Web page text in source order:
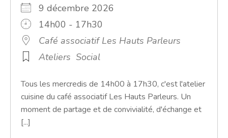
9 décembre 2026
14h00 - 17h30
Café associatif Les Hauts Parleurs
Ateliers Social
Tous les mercredis de 14h00 à 17h30, c'est l'atelier
cuisine du café associatif Les Hauts Parleurs. Un
moment de partage et de convivialité, d'échange et
[...]